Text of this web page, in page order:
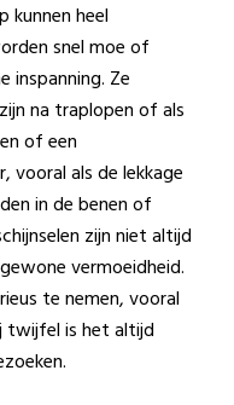
kunnen heel
snel moe of
inspanning. Ze
na traplopen of als
of een
vooral als de lekkage
in de benen of
zijn niet altijd
vermoeidheid.
te nemen, vooral
twijfel is het altijd